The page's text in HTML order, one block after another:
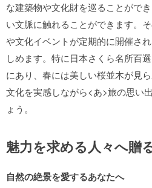
な建築物や文化財を巡ることがで
い文脈に触れることができます。
や文化イベントが定期的に開催さ
しめます。特に日本さくら名所百
にあり、春には美しい桜並木が見
文化を実感しながら<あ>旅の思い
ょう。
魅力を求める人々へ贈
自然の絶景を愛するあなたへ